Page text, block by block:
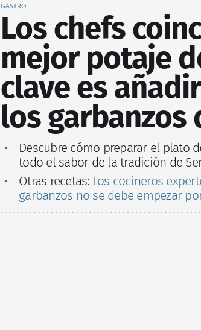
GASTRO
Los chefs
mejor potaje
clave es
los garbanzos
Descubre cómo preparar el plato
todo el sabor de la tradición de
Otras recetas: Los cocineros
garbanzos no se debe empezar